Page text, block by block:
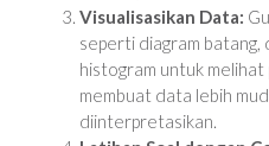
Visualisasikan Data:
seperti diagram batang,
histogram untuk melihat
membuat data lebih
diinterpretasikan.